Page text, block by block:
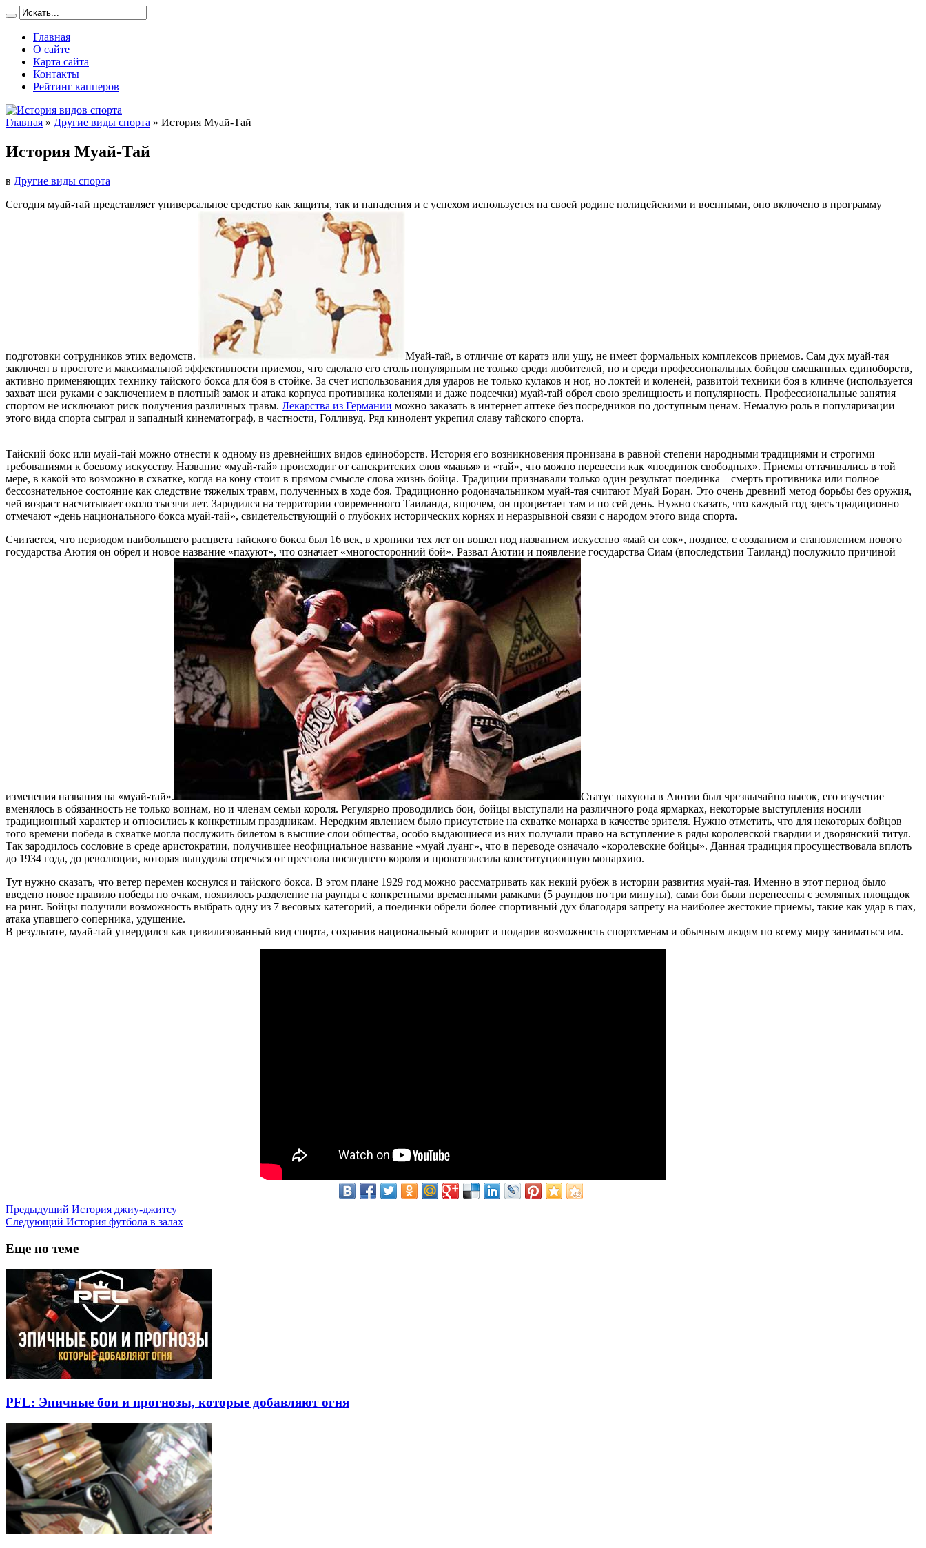
Главная
О сайте
Карта сайта
Контакты
Рейтинг капперов
Главная » Другие виды спорта » История Муай-Тай
История Муай-Тай
в Другие виды спорта
Сегодня муай-тай представляет универсальное средство как защиты, так и нападения и с успехом используется на своей родине полицейскими и военными, оно включено в программу
подготовки сотрудников этих ведомств.
Муай-тай, в отличие от каратэ или ушу, не имеет формальных комплексов приемов. Сам дух муай-тая
заключен в простоте и максимальной эффективности приемов, что сделало его столь популярным не только среди любителей, но и среди профессиональных бойцов смешанных единоборств,
активно применяющих технику тайского бокса для боя в стойке. За счет использования для ударов не только кулаков и ног, но локтей и коленей, развитой техники боя в клинче (используется
захват шеи руками с заключением в плотный замок и атака корпуса противника коленями и даже подсечки) муай-тай обрел свою зрелищность и популярность. Профессиональные занятия
спортом не исключают риск получения различных травм. Лекарства из Германии можно заказать в интернет аптеке без посредников по доступным ценам. Немалую роль в популяризации
этого вида спорта сыграл и западный кинематограф, в частности, Голливуд. Ряд кинолент укрепил славу тайского спорта.
Тайский бокс или муай-тай можно отнести к одному из древнейших видов единоборств. История его возникновения пронизана в равной степени народными традициями и строгими
требованиями к боевому искусству. Название «муай-тай» происходит от санскритских слов «мавья» и «тай», что можно перевести как «поединок свободных». Приемы оттачивались в той
мере, в какой это возможно в схватке, когда на кону стоит в прямом смысле слова жизнь бойца. Традиции признавали только один результат поединка – смерть противника или полное
бессознательное состояние как следствие тяжелых травм, полученных в ходе боя. Традиционно родоначальником муай-тая считают Муай Боран. Это очень древний метод борьбы без оружия,
чей возраст насчитывает около тысячи лет. Зародился на территории современного Таиланда, впрочем, он процветает там и по сей день. Нужно сказать, что каждый год здесь традиционно
отмечают «день национального бокса муай-тай», свидетельствующий о глубоких исторических корнях и неразрывной связи с народом этого вида спорта.
Считается, что периодом наибольшего расцвета тайского бокса был 16 век, в хроники тех лет он вошел под названием искусство «май си сок», позднее, с созданием и становлением нового
государства Аютия он обрел и новое название «пахуют», что означает «многосторонний бой». Развал Аютии и появление государства Сиам (впоследствии Таиланд) послужило причиной
изменения названия на «муай-тай».
Статус пахуюта в Аютии был чрезвычайно высок, его изучение
вменялось в обязанность не только воинам, но и членам семьи короля. Регулярно проводились бои, бойцы выступали на различного рода ярмарках, некоторые выступления носили
традиционный характер и относились к конкретным праздникам. Нередким явлением было присутствие на схватке монарха в качестве зрителя. Нужно отметить, что для некоторых бойцов
того времени победа в схватке могла послужить билетом в высшие слои общества, особо выдающиеся из них получали право на вступление в ряды королевской гвардии и дворянский титул.
Так зародилось сословие в среде аристократии, получившее неофициальное название «муай луанг», что в переводе означало «королевские бойцы». Данная традиция просуществовала вплоть
до 1934 года, до революции, которая вынудила отречься от престола последнего короля и провозгласила конституционную монархию.
Тут нужно сказать, что ветер перемен коснулся и тайского бокса. В этом плане 1929 год можно рассматривать как некий рубеж в истории развития муай-тая. Именно в этот период было
введено новое правило победы по очкам, появилось разделение на раунды с конкретными временными рамками (5 раундов по три минуты), сами бои были перенесены с земляных площадок
на ринг. Бойцы получили возможность выбрать одну из 7 весовых категорий, а поединки обрели более спортивный дух благодаря запрету на наиболее жестокие приемы, такие как удар в пах,
атака упавшего соперника, удушение.
В результате, муай-тай утвердился как цивилизованный вид спорта, сохранив национальный колорит и подарив возможность спортсменам и обычным людям по всему миру заниматься им.
Предыдущий История джиу-джитсу
Следующий История футбола в залах
Еще по теме
PFL: Эпичные бои и прогнозы, которые добавляют огня